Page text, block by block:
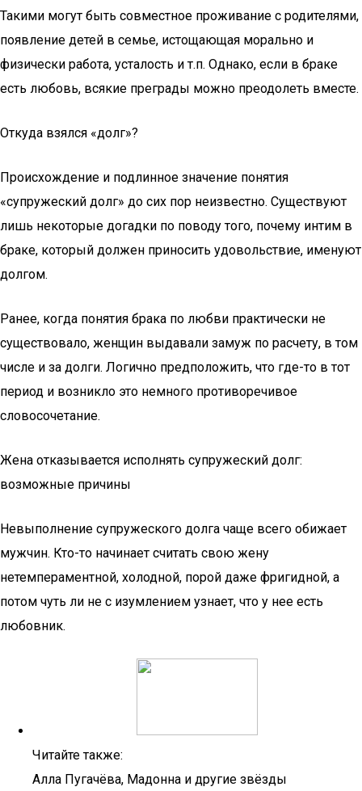
Такими могут быть совместное проживание с родителями,
появление детей в семье, истощающая морально и
физически работа, усталость и т.п. Однако, если в браке
есть любовь, всякие преграды можно преодолеть вместе.
Откуда взялся «долг»?
Происхождение и подлинное значение понятия
«супружеский долг» до сих пор неизвестно. Существуют
лишь некоторые догадки по поводу того, почему интим в
браке, который должен приносить удовольствие, именуют
долгом.
Ранее, когда понятия брака по любви практически не
существовало, женщин выдавали замуж по расчету, в том
числе и за долги. Логично предположить, что где-то в тот
период и возникло это немного противоречивое
словосочетание.
Жена отказывается исполнять супружеский долг:
возможные причины
Невыполнение супружеского долга чаще всего обижает
мужчин. Кто-то начинает считать свою жену
нетемпераментной, холодной, порой даже фригидной, а
потом чуть ли не с изумлением узнает, что у нее есть
любовник.
Читайте также:
Алла Пугачёва, Мадонна и другие звёзды